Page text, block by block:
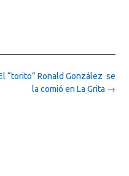
“torito” Ronald González se
la comió en La Grita →